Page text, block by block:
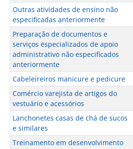
Outras atividades de ensino não
especificadas anteriormente
Preparação de documentos e
serviços especializados de apoio
administrativo não especificados
anteriormente
Cabeleireiros manicure e pedicure
Comércio varejista de artigos do
vestuário e acessórios
Lanchonetes casas de chá de sucos
e similares
Treinamento em desenvolvimento